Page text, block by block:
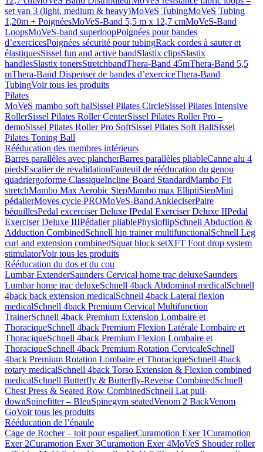
set van 3 (light, medium & heavy)MoVeS TubingMoVeS Tubing
1,20m + PoignéesMoVeS-Band 5,5 m x 12,7 cmMoVeS-Band
LoopsMoVeS-band superloopPoignées pour bandes
d’exercicesPoignées sécurité pour tubingRack cordes à sauter et
élastiquesSissel fun and active bandSlastix clipsSlastix
handlesSlastix tonersStretchbandThera-Band 45mThera-Band 5,5
mThera-Band Dispenser de bandes d’exerciceThera-Band
TubingVoir tous les produits
Pilates
MoVeS mambo soft balSissel Pilates CircleSissel Pilates Intensive
RollerSissel Pilates Roller CenterSissel Pilates Roller Pro –
demoSissel Pilates Roller Pro SoftSissel Pilates Soft BallSissel
Pilates Toning Ball
Rééducation des membres inférieurs
Barres parallèles avec plancherBarres parallèles pliableCanne alu 4
piedsEscalier de revalidationFauteuil de rééducation du genou
quadriergoforme ClassiqueIncline Board StandardMambo Fit
stretchMambo Max Aerobic StepMambo max ElliptiStepMini
pédalierMoves cycle PROMoVeS-Band AnkleciserPaire
béquillesPedal excerciser Deluxe IPedal Exerciser Deluxe IIPedal
Exerciser Deluxe IIIPédalier pliablePhysioflipSchnell Abduction &
Adduction CombinedSchnell hip trainer multifunctionalSchnell Leg
curl and extension combinedSquat block setXFT Foot drop system
stimulatorVoir tous les produits
Rééducation du dos et du cou
Lumbar ExtenderSaunders Cervical home trac deluxeSaunders
Lumbar home trac deluxeSchnell 4back Abdominal medicalSchnell
4back back extension medicalSchnell 4back Lateral flexion
medicalSchnell 4back Premium Cervical Multifunction
TrainerSchnell 4back Premium Extension Lombaire et
ThoraciqueSchnell 4back Premium Flexion Latérale Lombaire et
ThoraciqueSchnell 4back Premium Flexion Lombaire et
ThoraciqueSchnell 4back Premium Rotation CervicaleSchnell
4back Premium Rotation Lombaire et ThoraciqueSchnell 4back
rotary medicalSchnell 4back Torso Extension & Flexion combined
medicalSchnell Butterfly & Butterfly-Reverse CombinedSchnell
Chest Press & Seated Row CombinedSchnell Lat pull-
downSpinefitter – BleuSpinegym seatedVenom 2 BackVenom
GoVoir tous les produits
Rééducation de l’épaule
Cage de Rocher – toit pour espalierCuramotion Exer 1Curamotion
Exer 2Curamotion Exer 3Curamotion Exer 4MoVeS Shouder roller